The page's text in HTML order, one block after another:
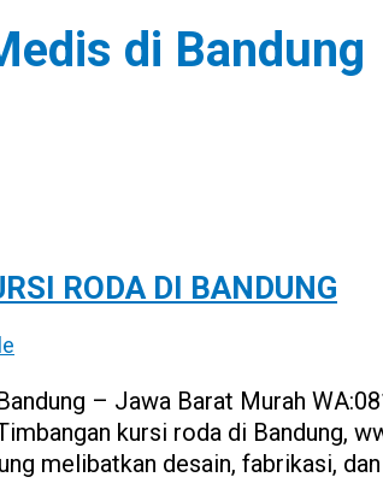
di Bandung
RODA DI BANDUNG
– Jawa Barat Murah
kursi roda di Bandung,
melibatkan desain, fabrikasi,